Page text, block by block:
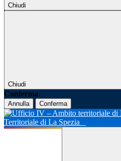
Chiudi
Chiudi
Conferma
Annulla Conferma
Territoriale di La Spezia